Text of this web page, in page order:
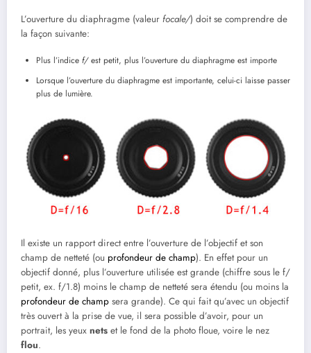
L’ouverture du diaphragme (valeur focale/) doit se comprendre de
la façon suivante:
Plus l’indice f/est petit, plus l’ouverture du diaphragme est importe
Lorsque l’ouverture du diaphragme est importante, celui-ci laisse passer
plus de lumière.
Il existe un rapport direct entre l’ouverture de l’objectif et son
champ de netteté (ou profondeur de champ). En effet pour un
objectif donné, plus l’ouverture utilisée est grande (chiffre sous le f/
petit, ex. f/1.8) moins le champ de netteté sera étendu (ou moins la
profondeur de champ sera grande). Ce qui fait qu’avec un objectif
très ouvert à la prise de vue, il sera possible d’avoir, pour un
portrait, les yeux nets et le fond de la photo floue, voire le nez
flou.